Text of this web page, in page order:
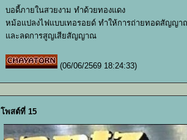
บอดี้ภายในสวยงาม ทำด้วยทองแดง
หม้อแปลงไฟแบบเทอรอยด์ ทำให้การถ่ายทอดสัญญ
และลดการสูญเสียสัญญาณ
(06/06/2569 18:24:33)
โพสต์ที่ 15